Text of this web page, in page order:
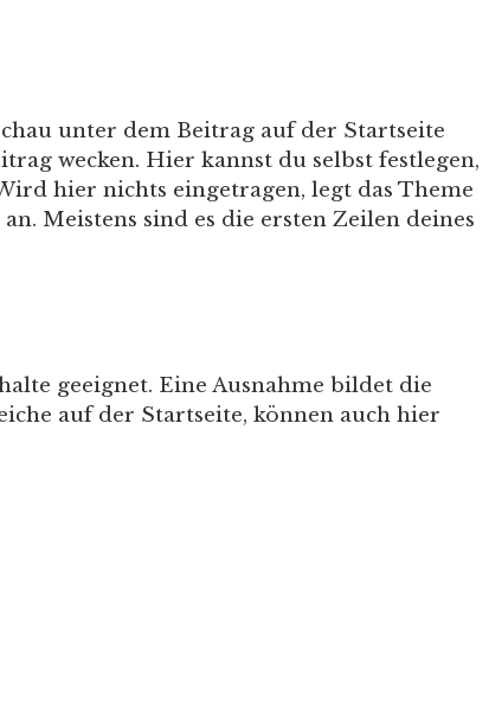
unter dem Beitrag auf der Startseite
wecken. Hier kannst du selbst festlegen,
hier nichts eingetragen, legt das Theme
Meistens sind es die ersten Zeilen deines
geeignet. Eine Ausnahme bildet die
auf der Startseite, können auch hier